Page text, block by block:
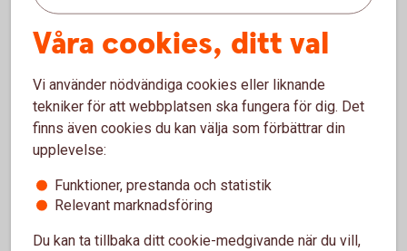
1338652109
Ansök
Blankett för utbetalning (pdf)
Våra cookies, ditt val
Vi använder nödvändiga cookies eller liknande
tekniker för att webbplatsen ska fungera för dig. Det
finns även cookies du kan välja som förbättrar din
upplevelse:
Funktioner, prestanda och statistik
Relevant marknadsföring
Du kan ta tillbaka ditt cookie-medgivande när du vill,